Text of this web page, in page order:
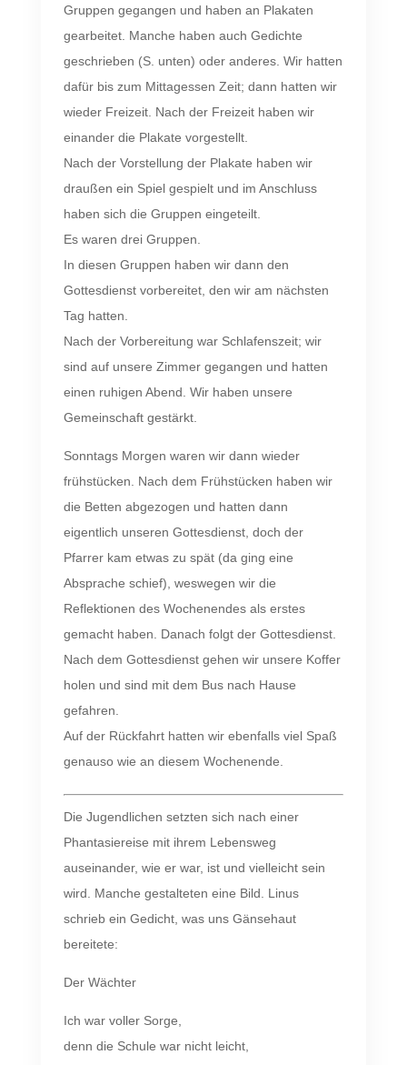
Gruppen gegangen und haben an Plakaten
gearbeitet. Manche haben auch Gedichte
geschrieben (S. unten) oder anderes. Wir hatten
dafür bis zum Mittagessen Zeit; dann hatten wir
wieder Freizeit. Nach der Freizeit haben wir
einander die Plakate vorgestellt.
Nach der Vorstellung der Plakate haben wir
draußen ein Spiel gespielt und im Anschluss
haben sich die Gruppen eingeteilt.
Es waren drei Gruppen.
In diesen Gruppen haben wir dann den
Gottesdienst vorbereitet, den wir am nächsten
Tag hatten.
Nach der Vorbereitung war Schlafenszeit; wir
sind auf unsere Zimmer gegangen und hatten
einen ruhigen Abend. Wir haben unsere
Gemeinschaft gestärkt.
Sonntags Morgen waren wir dann wieder
frühstücken. Nach dem Frühstücken haben wir
die Betten abgezogen und hatten dann
eigentlich unseren Gottesdienst, doch der
Pfarrer kam etwas zu spät (da ging eine
Absprache schief), weswegen wir die
Reflektionen des Wochenendes als erstes
gemacht haben. Danach folgt der Gottesdienst.
Nach dem Gottesdienst gehen wir unsere Koffer
holen und sind mit dem Bus nach Hause
gefahren.
Auf der Rückfahrt hatten wir ebenfalls viel Spaß
genauso wie an diesem Wochenende.
Die Jugendlichen setzten sich nach einer
Phantasiereise mit ihrem Lebensweg
auseinander, wie er war, ist und vielleicht sein
wird. Manche gestalteten eine Bild. Linus
schrieb ein Gedicht, was uns Gänsehaut
bereitete:
Der Wächter
Ich war voller Sorge,
denn die Schule war nicht leicht,